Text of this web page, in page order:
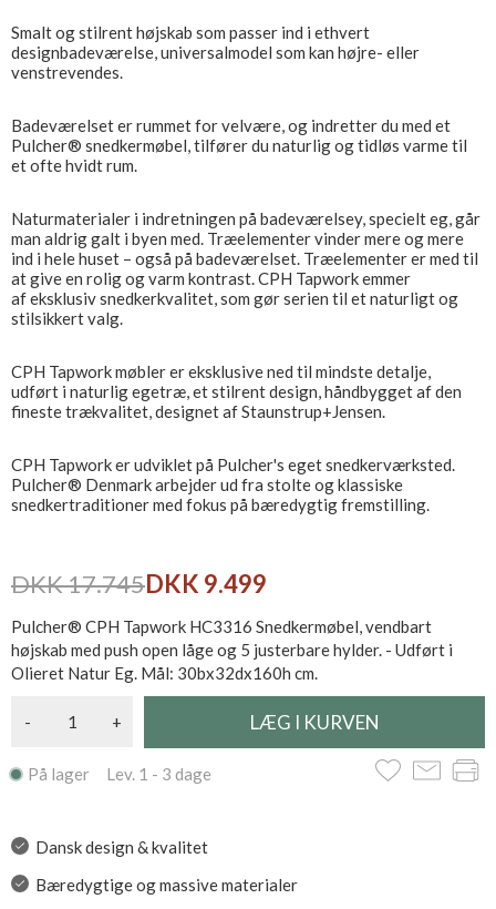
Smalt og stilrent højskab som passer ind i ethvert
designbadeværelse, universalmodel som kan højre- eller
venstrevendes.
Badeværelset er rummet for velvære, og indretter du med et
Pulcher® snedkermøbel, tilfører du naturlig og tidløs varme til
et ofte hvidt rum.
Naturmaterialer i indretningen på badeværelsey, specielt eg, går
man aldrig galt i byen med. Træelementer vinder mere og mere
ind i hele huset – også på badeværelset. Træelementer er med til
at give en rolig og varm kontrast. CPH Tapwork emmer
af eksklusiv snedkerkvalitet, som gør serien til et naturligt og
stilsikkert valg.
CPH Tapwork møbler er eksklusive ned til mindste detalje,
udført i naturlig egetræ, et stilrent design, håndbygget af den
fineste trækvalitet, designet af Staunstrup+Jensen.
CPH Tapwork er udviklet på Pulcher's eget snedkerværksted.
Pulcher® Denmark arbejder ud fra stolte og klassiske
snedkertraditioner med fokus på bæredygtig fremstilling.
DKK 17.745DKK 9.499
Pulcher® CPH Tapwork HC3316 Snedkermøbel, vendbart
højskab med push open låge og 5 justerbare hylder. - Udført i
Olieret Natur Eg. Mål: 30bx32dx160h cm.
- +
På lager Lev. 1 - 3 dage
Dansk design & kvalitet
Bæredygtige og massive materialer